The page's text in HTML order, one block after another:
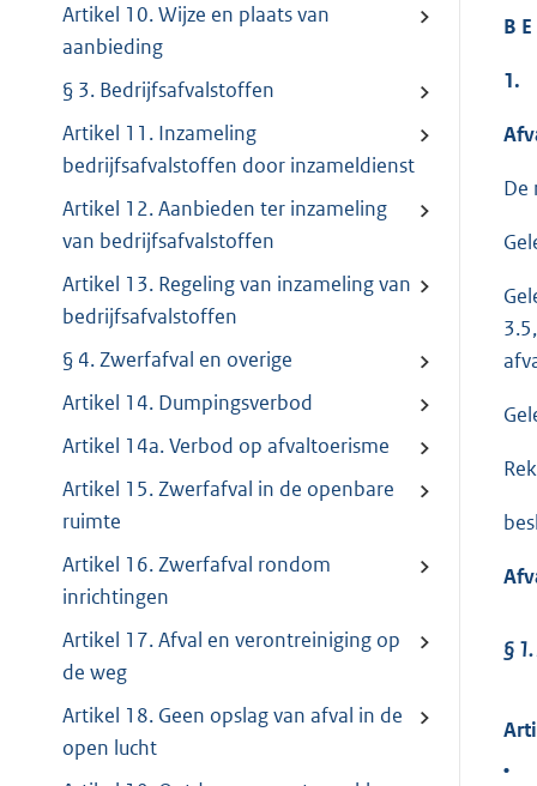
Artikel 10. Wijze en plaats van
aanbieding
§ 3. Bedrijfsafvalstoffen
Artikel 11. Inzameling
bedrijfsafvalstoffen door inzameldienst
Artikel 12. Aanbieden ter inzameling
van bedrijfsafvalstoffen
Artikel 13. Regeling van inzameling van
bedrijfsafvalstoffen
§ 4. Zwerfafval en overige
Artikel 14. Dumpingsverbod
Artikel 14a. Verbod op afvaltoerisme
Artikel 15. Zwerfafval in de openbare
ruimte
Artikel 16. Zwerfafval rondom
inrichtingen
Artikel 17. Afval en verontreiniging op
de weg
Artikel 18. Geen opslag van afval in de
open lucht
B
1.
De
§ 1.
•